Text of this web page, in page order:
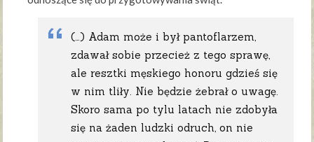
(…) Adam może i był pantoflarzem,
zdawał sobie przecież z tego sprawę,
ale resztki męskiego honoru gdzieś się
w nim tliły. Nie będzie żebrał o uwagę.
Skoro sama po tylu latach nie zdobyła
się na żaden ludzki odruch, on nie